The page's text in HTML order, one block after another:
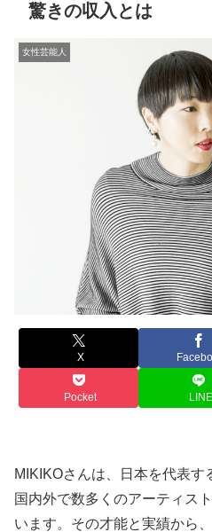
驚きの収入とは
女性芸能人
X
Pocket LINE
MIKIKOさんは、日本を代表す
国内外で数多くのアーティス
います。その才能と実績から